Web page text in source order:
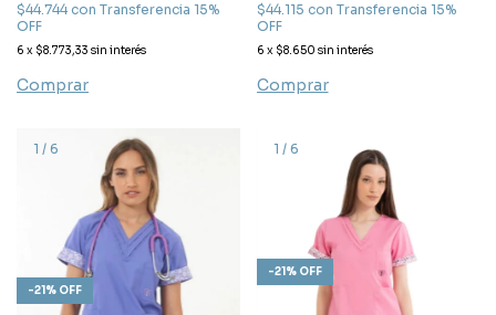
$44.744 con Transferencia 15%
OFF
6 x $8.773,33 sin interés
Comprar
$44.115 con Transferencia 15%
OFF
6 x $8.650 sin interés
Comprar
1 / 6
-21 % OFF
1 / 6
-21 % OFF